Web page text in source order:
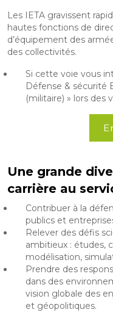
Les IETA gravissent
hautes fonctions de
d’équipement des
des collectivités.
Si cette voie vous
Défense & sécurité
(militaire) » lors des
Une grande
carrière au
Contribuer à la
publics et
Relever des défis
ambitieux : études,
modélisation,
Prendre des
dans des
vision globale des
et géopolitiques.